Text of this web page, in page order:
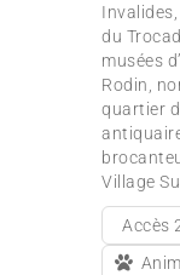
du
musées
Rodin,
quartier
Village
Accès